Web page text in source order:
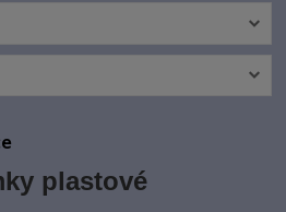
plastové